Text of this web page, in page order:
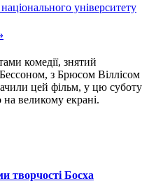
університету
комедії, знятий
з Брюсом Віллісом
цей фільм, у цю суботу
на великому екрані.
творчості Босха